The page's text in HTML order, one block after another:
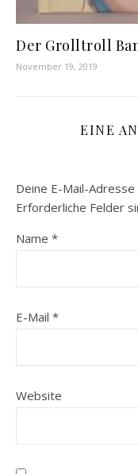
Der Grolltroll
November 19, 2019
EINE
Deine E-Mail-
Erforderliche Felder
Name *
E-Mail *
Website